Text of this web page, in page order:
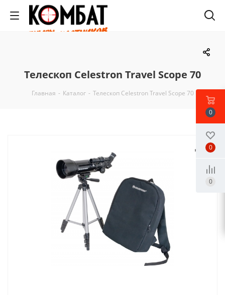
Телескоп Celestron Travel Scope 70
Главная - Каталог - Телескоп Celestron Travel Scope 70
0
0
0